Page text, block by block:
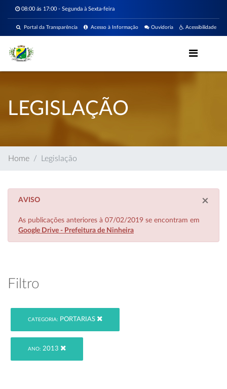
08:00 ás 17:00 - Segunda à Sexta-feira
Acessibilidade
Ouvidoria
Acesso à Informação
Portal da Transparência
LEGISLAÇÃO
Home Legislação
×
AVISO
As publicações anteriores à 07/02/2019 se encontram em
Google Drive - Prefeitura de Ninheira
Filtro
CATEGORIA: PORTARIAS
ANO: 2013